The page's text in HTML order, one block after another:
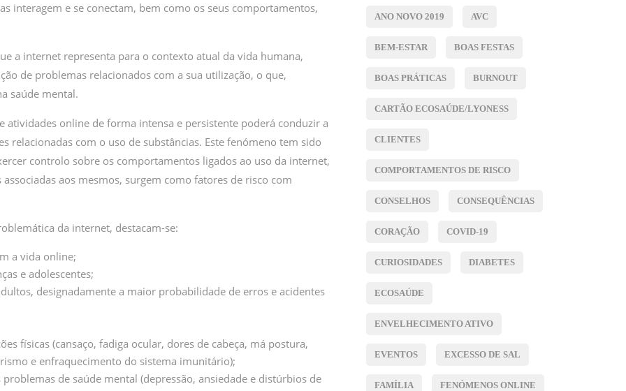
interagem e se conectam, bem como os seus comportamentos,
a internet representa para o contexto atual da vida humana,
de problemas relacionados com a sua utilização, o que,
saúde mental.
atividades online de forma intensa e persistente poderá conduzir a
relacionadas com o uso de substâncias. Este fenómeno tem sido
controlo sobre os comportamentos ligados ao uso da internet,
aos mesmos, surgem como fatores de risco com
da internet, destacam-se:
a vida online;
e adolescentes;
designadamente a maior probabilidade de erros e acidentes
físicas (cansaço, fadiga ocular, dores de cabeça, má postura,
e enfraquecimento do sistema imunitário);
de saúde mental (depressão, ansiedade e distúrbios de
ANO NOVO 2019 AVC
BEM-ESTAR BOAS FESTAS
BOAS PRÁTICAS BURNOUT
CARTÃO ECOSAÚDE/LYONESS
CLIENTES
COMPORTAMENTOS DE RISCO
CONSELHOS CONSEQUÊNCIAS
CORAÇÃO COVID-19
CURIOSIDADES DIABETES
ECOSAÚDE
ENVELHECIMENTO ATIVO
EVENTOS EXCESSO DE SAL
FAMÍLIA FENÓMENOS ONLINE